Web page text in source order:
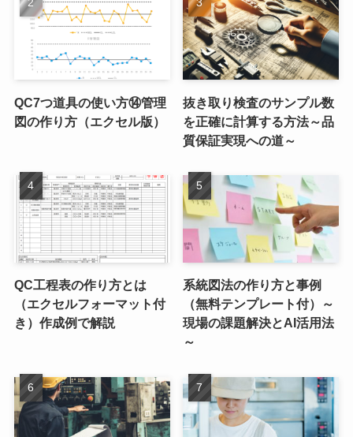
QC7つ道具の使い方⑭管理
図の作り方（エクセル版）
抜き取り検査のサンプル数
を正確に計算する方法～品
質保証実現への道～
QC工程表の作り方とは
（エクセルフォーマット付
き）作成例で解説
系統図法の作り方と事例
（無料テンプレート付）～
現場の課題解決とAI活用法
～